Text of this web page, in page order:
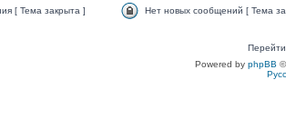
[ Тема закрыта ] Нет новых сообщений [ Тема
Powered by phpBB